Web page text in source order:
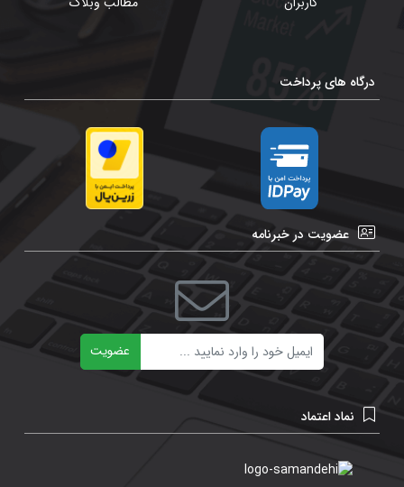
درگاه های پرداخت
عضویت در خبرنامه
عضویت
نماد اعتماد